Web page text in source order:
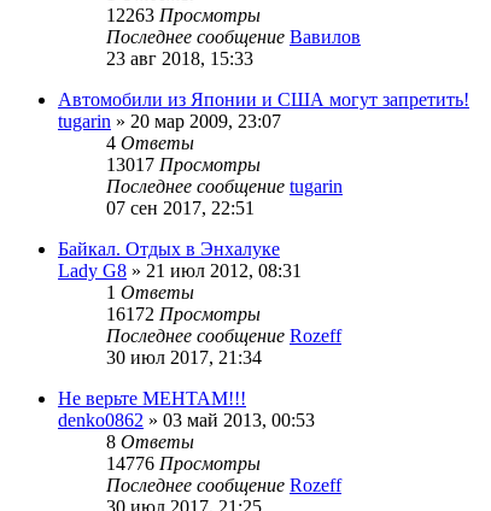
12263 Просмотры
Последнее сообщение Вавилов
23 авг 2018, 15:33
Автомобили из Японии и США могут запретить!
tugarin » 20 мар 2009, 23:07
4 Ответы
13017 Просмотры
Последнее сообщение tugarin
07 сен 2017, 22:51
Байкал. Отдых в Энхалуке
Lady G8 » 21 июл 2012, 08:31
1 Ответы
16172 Просмотры
Последнее сообщение Rozeff
30 июл 2017, 21:34
Не верьте МЕНТАМ!!!
denko0862 » 03 май 2013, 00:53
8 Ответы
14776 Просмотры
Последнее сообщение Rozeff
30 июл 2017, 21:25